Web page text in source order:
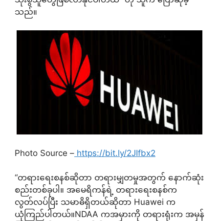
သည်။
Photo Source – https://bit.ly/2JIfbx2
“တရားရေးစနစ်ဆိုတာ တရားမျှတမှုအတွက် နောက်ဆုံး
စည်းတစ်ခုပါ။ အမေရိကန်ရဲ့ တရားရေးစနစ်က
လွတ်လပ်ပြီး သမာဓိရှိတယ်ဆိုတာ Huawei က
ယုံကြည်ပါတယ်။NDAA ကအမှားကို တရားရုံးက အမှန်